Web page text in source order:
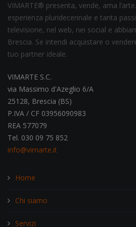
VIMARTE® presenta, vende, ama
esperienza pluridecennale e tanta
televisione, nel web, nei social e
Brescia. Se intendi acquistare o
tuo partner ideale.
VIMARTE S.C.
via Massimo d'Azeglio 6/A
25128, Brescia (BS)
P.IVA / CF 03956090983
REA 577079
Tel. 030 09 75 852
info@vimarte.it
Home
Chi siamo
Servizi